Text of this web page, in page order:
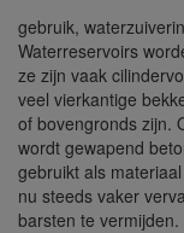
gebruik,
Waterreservoirs
ze zijn vaak
veel vierkantige
of bovengronds zijn.
wordt gewapend
gebruikt als
nu steeds vaker
barsten te vermijden.